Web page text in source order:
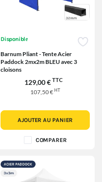
Disponible
Barnum Pliant - Tente Acier
Paddock 2mx2m BLEU avec 3
cloisons
129,00 € TTC
107,50 €HT
AJOUTER AU PANIER
COMPARER